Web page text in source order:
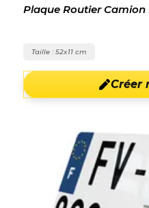
Plaque Routier Camion
Taille : 52x11 cm
Créer